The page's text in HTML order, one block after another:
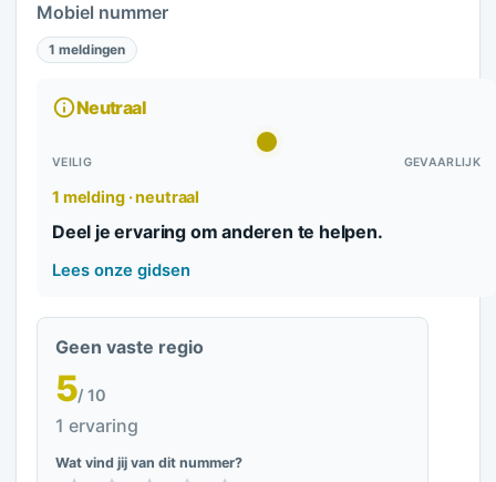
Mobiel nummer
1 meldingen
Neutraal
VEILIG GEVAARLIJK
1 melding · neutraal
Deel je ervaring om anderen te helpen.
Lees onze gidsen
Geen vaste regio
5/ 10
1 ervaring
Wat vind jij van dit nummer?